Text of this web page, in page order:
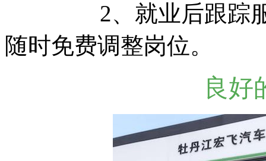
2、就业后跟踪服务
随时免费调整岗位。
良好